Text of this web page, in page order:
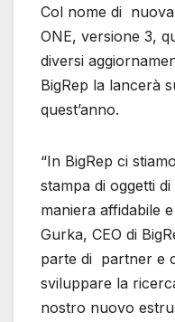
Col nome di
ONE, versione 3,
diversi
BigRep la lancerà
quest’anno.
“In BigRep ci
stampa di oggetti
maniera affidabile
Gurka, CEO di
parte di partner e
sviluppare la
nostro nuovo